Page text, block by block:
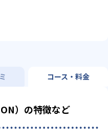
コース・料金
）の特徴など